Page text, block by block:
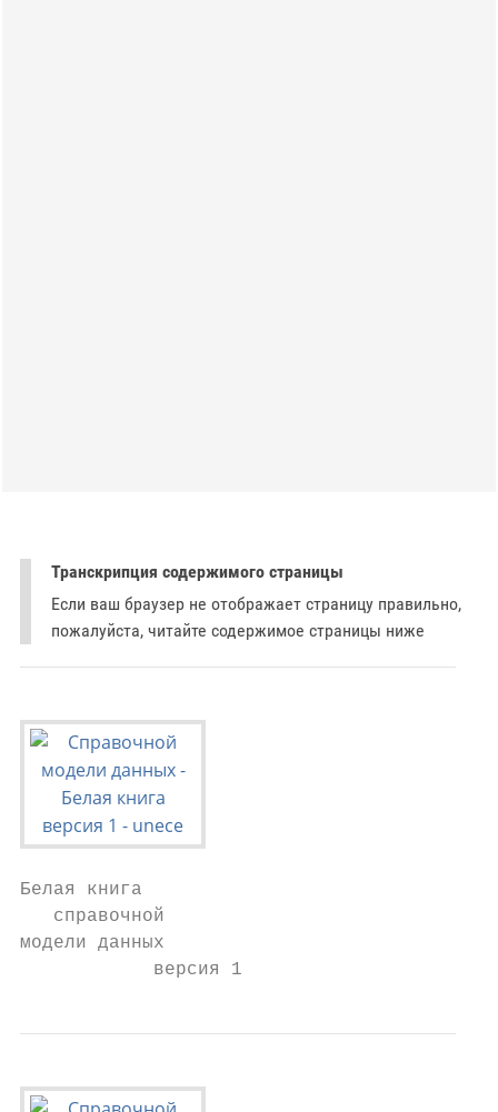
Транскрипция содержимого страницы
Если ваш браузер не отображает страницу правильно,
пожалуйста, читайте содержимое страницы ниже
Белая книга
   справочной
модели данных
            версия 1